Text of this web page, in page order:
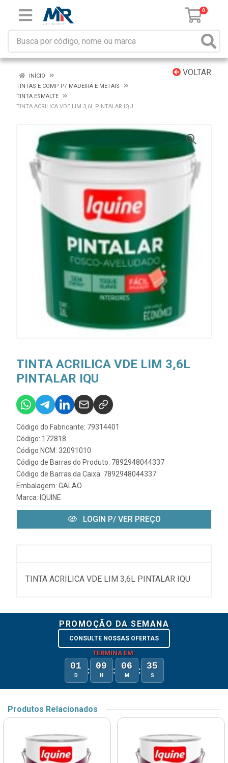
0
VOLTAR
INÍCIO
TINTAS E COMP P/ MADEIRA E METAIS
TINTA ESMALTE
TINTA ACRILICA VDE LIM 3,6L PINTALAR IQU
TINTA ACRILICA VDE LIM 3,6L
PINTALAR IQU
Código do Fabricante: 79314401
Código: 172818
Código NCM: 32091010
Código de Barras do Produto: 7892948044337
Código de Barras da Caixa: 7892948044337
Embalagem: GALAO
Marca: IQUINE
LOGIN P/ VER PREÇO
TINTA ACRILICA VDE LIM 3,6L PINTALAR IQU
PROMOÇÃO DA SEMANA
CONSULTE NOSSAS OFERTAS
TERMINA EM:
01
D : 09
H : 06
M : 35
S
Produtos Relacionados